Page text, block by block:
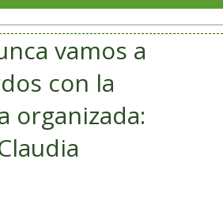
vamos a
con la
organizada: